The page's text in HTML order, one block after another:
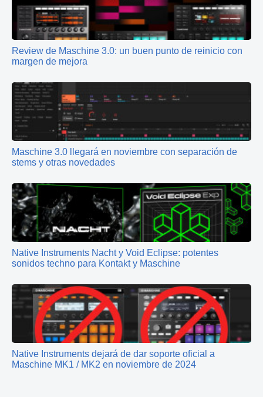
Review de Maschine 3.0: un buen punto de reinicio con
margen de mejora
Maschine 3.0 llegará en noviembre con separación de
stems y otras novedades
Native Instruments Nacht y Void Eclipse: potentes
sonidos techno para Kontakt y Maschine
Native Instruments dejará de dar soporte oficial a
Maschine MK1 / MK2 en noviembre de 2024